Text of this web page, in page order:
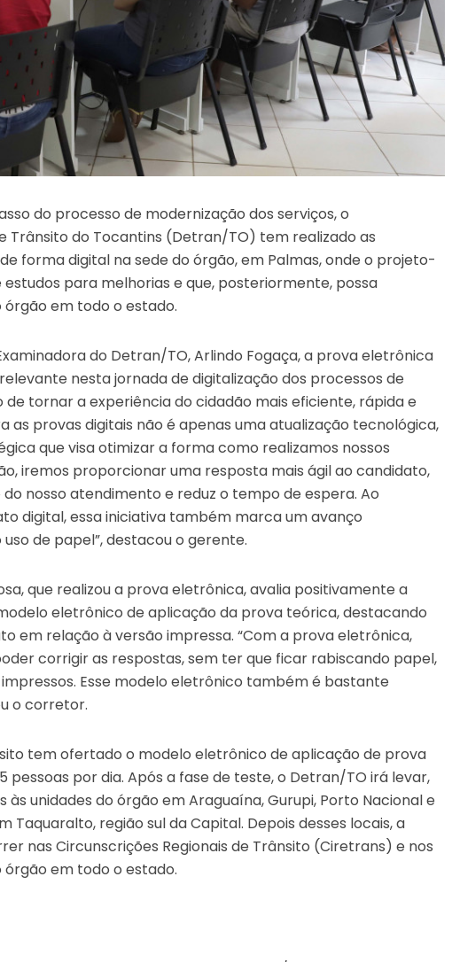
do processo de modernização dos serviços, o
Trânsito do Tocantins (Detran/TO) tem realizado as
forma digital na sede do órgão, em Palmas, onde o projeto-
para melhorias e que, posteriormente, possa
em todo o estado.
do Detran/TO, Arlindo Fogaça, a prova eletrônica
nesta jornada de digitalização dos processos de
tornar a experiência do cidadão mais eficiente, rápida e
as provas digitais não é apenas uma atualização tecnológica,
que visa otimizar a forma como realizamos nossos
iremos proporcionar uma resposta mais ágil ao candidato,
nosso atendimento e reduz o tempo de espera. Ao
digital, essa iniciativa também marca um avanço
de papel”, destacou o gerente.
que realizou a prova eletrônica, avalia positivamente a
eletrônico de aplicação da prova teórica, destacando
em relação à versão impressa. “Com a prova eletrônica,
corrigir as respostas, sem ter que ficar rabiscando papel,
Esse modelo eletrônico também é bastante
o corretor.
tem ofertado o modelo eletrônico de aplicação de prova
pessoas por dia. Após a fase de teste, o Detran/TO irá levar,
às unidades do órgão em Araguaína, Gurupi, Porto Nacional e
Taquaralto, região sul da Capital. Depois desses locais, a
nas Circunscrições Regionais de Trânsito (Ciretrans) e nos
em todo o estado.